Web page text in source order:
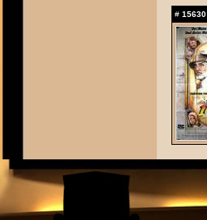
# 15630